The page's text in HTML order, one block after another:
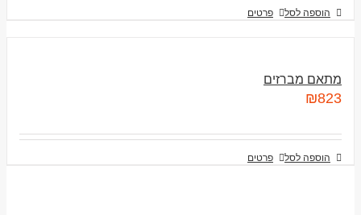
הוספה לסל פרטים
מתאם מברזים
₪823
הוספה לסל פרטים